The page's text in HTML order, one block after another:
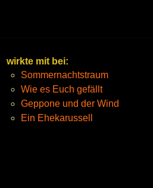
wirkte mit bei:
Sommernachtstraum
Wie es Euch gefällt
Geppone und der Wind
Ein Ehekarussell